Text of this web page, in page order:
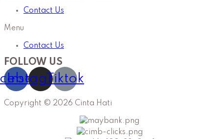
Contact Us
Menu
Contact Us
FOLLOW US
Instagram
Tiktok
Copyright © 2026 Cinta Hati